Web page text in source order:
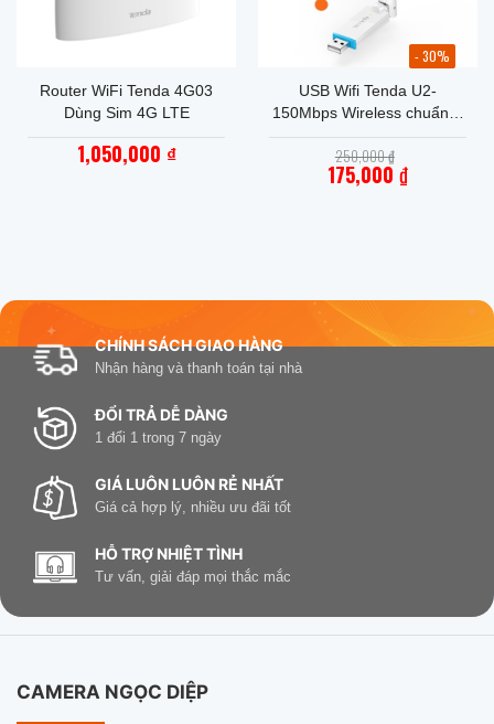
Router WiFi Tenda 4G03
Dùng Sim 4G LTE
1,050,000 ₫
USB Wifi Tenda U2-
150Mbps Wireless chuẩn N
(USB Adapter) – Bảo Hành
36 Tháng
250,000₫
gốc
là:
175,000₫
- 30%
CHÍNH SÁCH GIAO HÀNG
Nhận hàng và thanh toán tại nhà
ĐỔI TRẢ DỄ DÀNG
1 đổi 1 trong 7 ngày
GIÁ LUÔN LUÔN RẺ NHẤT
Giá cả hợp lý, nhiều ưu đãi tốt
HỖ TRỢ NHIỆT TÌNH
Tư vấn, giải đáp mọi thắc mắc
CAMERA NGỌC DIỆP